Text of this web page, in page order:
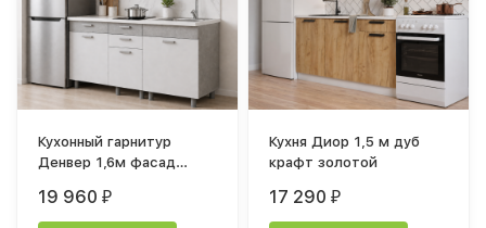
Кухонный гарнитур
Денвер 1,6м фасад
19 960₽
Кухня Диор 1,5 м дуб
крафт золотой
17 290₽